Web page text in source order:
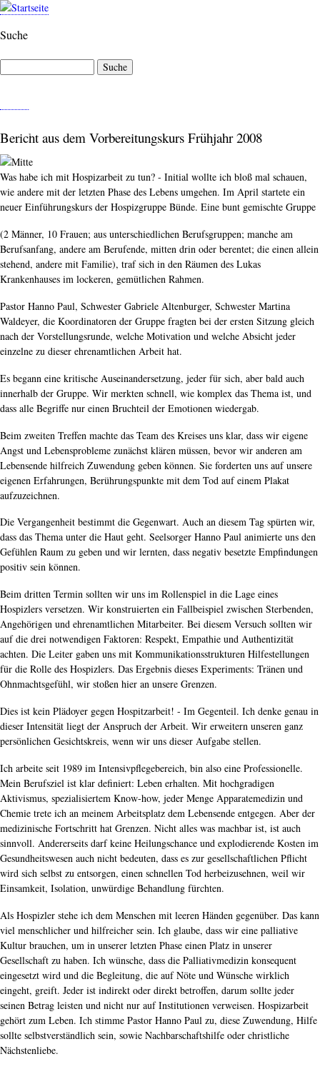
Direkt
Inhalt
Suche
E
N
Ü
Bericht aus dem Vorbereitungskurs Frühjahr 2008
Was habe ich mit Hospizarbeit zu tun? - Initial wollte ich bloß mal schauen,
wie andere mit der letzten Phase des Lebens umgehen. Im April startete ein
neuer Einführungskurs der Hospizgruppe Bünde. Eine bunt gemischte Gruppe
(2 Männer, 10 Frauen; aus unterschiedlichen Berufsgruppen; manche am
Berufsanfang, andere am Berufende, mitten drin oder berentet; die einen allein
stehend, andere mit Familie), traf sich in den Räumen des Lukas
Krankenhauses im lockeren, gemütlichen Rahmen.
Pastor Hanno Paul, Schwester Gabriele Altenburger, Schwester Martina
Waldeyer, die Koordinatoren der Gruppe fragten bei der ersten Sitzung gleich
nach der Vorstellungsrunde, welche Motivation und welche Absicht jeder
einzelne zu dieser ehrenamtlichen Arbeit hat.
Es begann eine kritische Auseinandersetzung, jeder für sich, aber bald auch
innerhalb der Gruppe. Wir merkten schnell, wie komplex das Thema ist, und
dass alle Begriffe nur einen Bruchteil der Emotionen wiedergab.
Beim zweiten Treffen machte das Team des Kreises uns klar, dass wir eigene
Angst und Lebensprobleme zunächst klären müssen, bevor wir anderen am
Lebensende hilfreich Zuwendung geben können. Sie forderten uns auf unsere
eigenen Erfahrungen, Berührungspunkte mit dem Tod auf einem Plakat
aufzuzeichnen.
Die Vergangenheit bestimmt die Gegenwart. Auch an diesem Tag spürten wir,
dass das Thema unter die Haut geht. Seelsorger Hanno Paul animierte uns den
Gefühlen Raum zu geben und wir lernten, dass negativ besetzte Empfindungen
positiv sein können.
Beim dritten Termin sollten wir uns im Rollenspiel in die Lage eines
Hospizlers versetzen. Wir konstruierten ein Fallbeispiel zwischen Sterbenden,
Angehörigen und ehrenamtlichen Mitarbeiter. Bei diesem Versuch sollten wir
auf die drei notwendigen Faktoren: Respekt, Empathie und Authentizität
achten. Die Leiter gaben uns mit Kommunikationsstrukturen Hilfestellungen
für die Rolle des Hospizlers. Das Ergebnis dieses Experiments: Tränen und
Ohnmachtsgefühl, wir stoßen hier an unsere Grenzen.
Dies ist kein Plädoyer gegen Hospitzarbeit! - Im Gegenteil. Ich denke genau in
dieser Intensität liegt der Anspruch der Arbeit. Wir erweitern unseren ganz
persönlichen Gesichtskreis, wenn wir uns dieser Aufgabe stellen.
Ich arbeite seit 1989 im Intensivpflegebereich, bin also eine Professionelle.
Mein Berufsziel ist klar definiert: Leben erhalten. Mit hochgradigen
Aktivismus, spezialisiertem Know-how, jeder Menge Apparatemedizin und
Chemie trete ich an meinem Arbeitsplatz dem Lebensende entgegen. Aber der
medizinische Fortschritt hat Grenzen. Nicht alles was machbar ist, ist auch
sinnvoll. Andererseits darf keine Heilungschance und explodierende Kosten im
Gesundheitswesen auch nicht bedeuten, dass es zur gesellschaftlichen Pflicht
wird sich selbst zu entsorgen, einen schnellen Tod herbeizusehnen, weil wir
Einsamkeit, Isolation, unwürdige Behandlung fürchten.
Als Hospizler stehe ich dem Menschen mit leeren Händen gegenüber. Das kann
viel menschlicher und hilfreicher sein. Ich glaube, dass wir eine palliative
Kultur brauchen, um in unserer letzten Phase einen Platz in unserer
Gesellschaft zu haben. Ich wünsche, dass die Palliativmedizin konsequent
eingesetzt wird und die Begleitung, die auf Nöte und Wünsche wirklich
eingeht, greift. Jeder ist indirekt oder direkt betroffen, darum sollte jeder
seinen Betrag leisten und nicht nur auf Institutionen verweisen. Hospizarbeit
gehört zum Leben. Ich stimme Pastor Hanno Paul zu, diese Zuwendung, Hilfe
sollte selbstverständlich sein, sowie Nachbarschaftshilfe oder christliche
Nächstenliebe.